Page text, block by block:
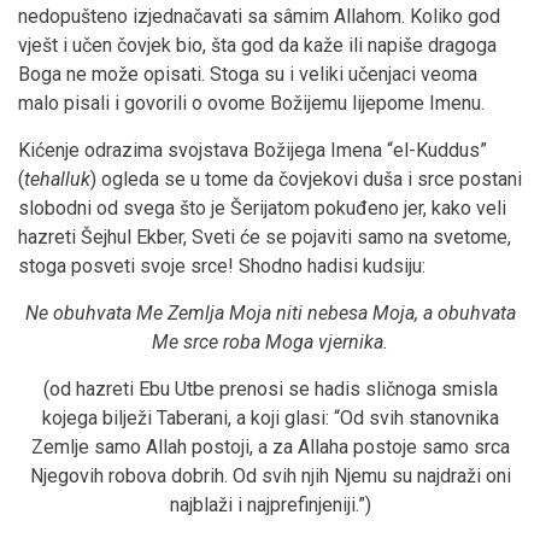
nedopušteno izjednačavati sa sâmim Allahom. Koliko god
vješt i učen čovjek bio, šta god da kaže ili napiše dragoga
Boga ne može opisati. Stoga su i veliki učenjaci veoma
malo pisali i govorili o ovome Božijemu lijepome Imenu.
Kićenje odrazima svojstava Božijega Imena “el-Kuddus”
(tehalluk) ogleda se u tome da čovjekovi duša i srce postani
slobodni od svega što je Šerijatom pokuđeno jer, kako veli
hazreti Šejhul Ekber, Sveti će se pojaviti samo na svetome,
stoga posveti svoje srce! Shodno hadisi kudsiju:
Ne obuhvata Me Zemlja Moja niti nebesa Moja, a obuhvata
Me srce roba Moga vjernika.
(od hazreti Ebu Utbe prenosi se hadis sličnoga smisla
kojega bilježi Taberani, a koji glasi: “Od svih stanovnika
Zemlje samo Allah postoji, a za Allaha postoje samo srca
Njegovih robova dobrih. Od svih njih Njemu su najdraži oni
najblaži i najprefinjeniji.”)